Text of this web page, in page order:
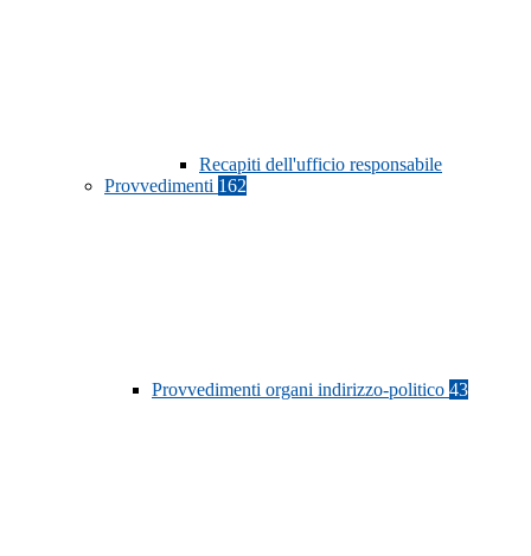
Recapiti dell'ufficio responsabile
Provvedimenti 162
Provvedimenti organi indirizzo-politico 43